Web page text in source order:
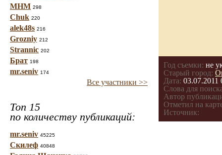
МНМ 298
Chuk 220
alek48s 216
Grozniy 212
Strannic 202
Брат 198
mr.seniv 174
Все участники >>
Топ 15
по количеству публикаций:
mr.seniv 45225
Скилеф 40848
Год съемки: не
Старый город:
Дата: 03.07.2011
Слова для
Автор
Отметил на
Источник: